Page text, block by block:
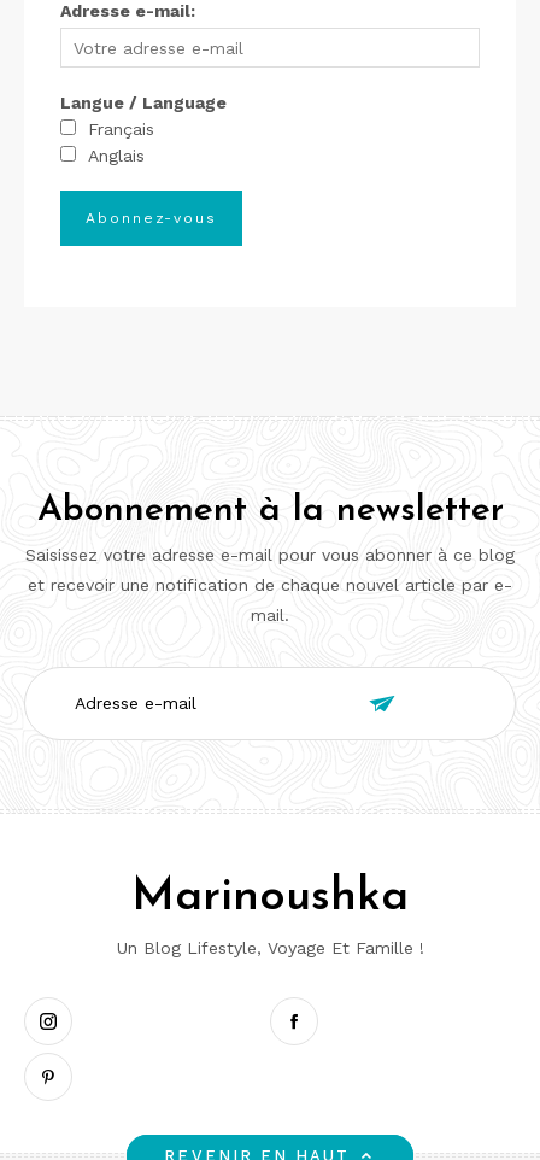
Adresse e-mail:
Langue / Language
Français
Anglais
Abonnement à la newsletter
Saisissez votre adresse e-mail pour vous abonner à ce blog
et recevoir une notification de chaque nouvel article par e-
mail.
Adresse
e-
mail

Marinoushka
Un Blog Lifestyle, Voyage Et Famille !
REVENIR EN HAUT